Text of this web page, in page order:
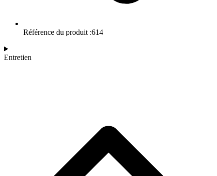
Référence du produit :614
Entretien